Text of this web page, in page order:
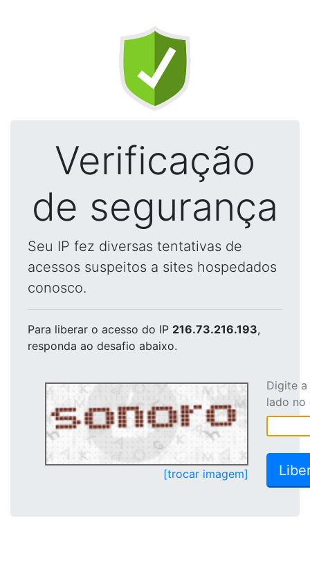
Verificação
de segurança
Seu IP fez diversas tentativas de
acessos suspeitos a sites hospedados
conosco.
Para liberar o acesso do IP 216.73.216.193,
responda ao desafio abaixo.
[trocar imagem]
Digite
lado no